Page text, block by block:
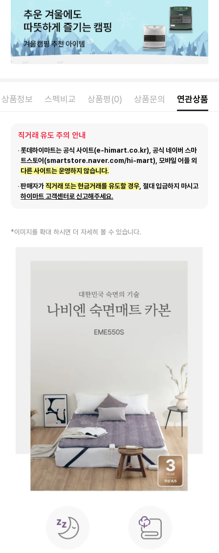
상품정보 스펙비교 상품평(0) 상품문의 연관상품
직거래 유도 주의 안내
롯데하이마트는 공식 사이트(e-himart.co.kr), 공식 네이버 스마
트스토어(smartstore.naver.com/hi-mart), 모바일 어플 외
다른 사이트는 운영하지 않습니다.
판매자가직거래 또는 현금거래를 유도할 경우 , 절대 입금하지 마시고
하이마트 고객센터로 신고해주세요.
*이미지를 확대 하시면 더 자세히 볼 수 있습니다.